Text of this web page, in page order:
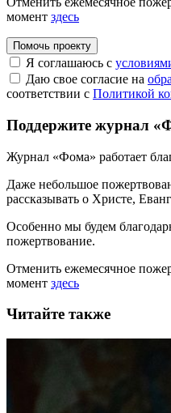
момент здесь
Помочь проекту
Я соглашаюсь с
Даю свое согласие на
соответствии с Политикой
Поддержите журнал
Журнал «Фома» работает
Даже небольшое
рассказывать о Христе,
Особенно мы будем
пожертвование.
Отменить ежемесячное
момент здесь
Читайте также